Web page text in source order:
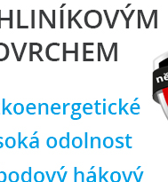
dveře bílá